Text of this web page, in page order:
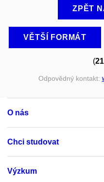
ZPĚT
VĚTŠÍ FORMÁT
(21
Odpovědný kontakt:
O nás
Chci studovat
Výzkum